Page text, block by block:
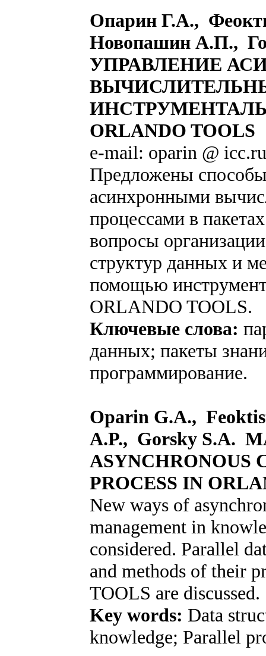
Опарин Г.А.,
Новопашин А.П.,
УПРАВЛЕНИЕ
ORLANDO TOOLS
e-mail: oparin @ icc.ru
Предложены
асинхронными
процессами в
вопросы
структур данных и
помощью
ORLANDO TOOLS.
Ключевые слова:
данных; пакеты
программирование.
Oparin G.A.,
A.P., Gorskу S.A.
ASYNCHRONOUS
PROCESS IN
New ways of
management in
considered. Parallel
and methods of their
TOOLS are discussed.
Key words: Data
knowledge; Parallel